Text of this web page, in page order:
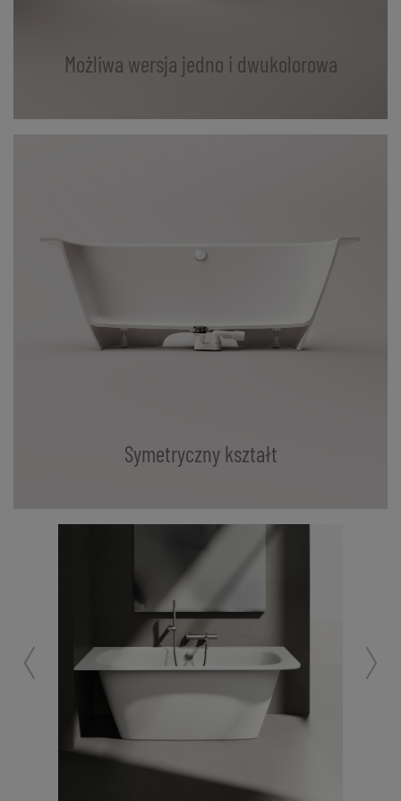
Możliwa wersja jedno i dwukolorowa
Symetryczny kształt